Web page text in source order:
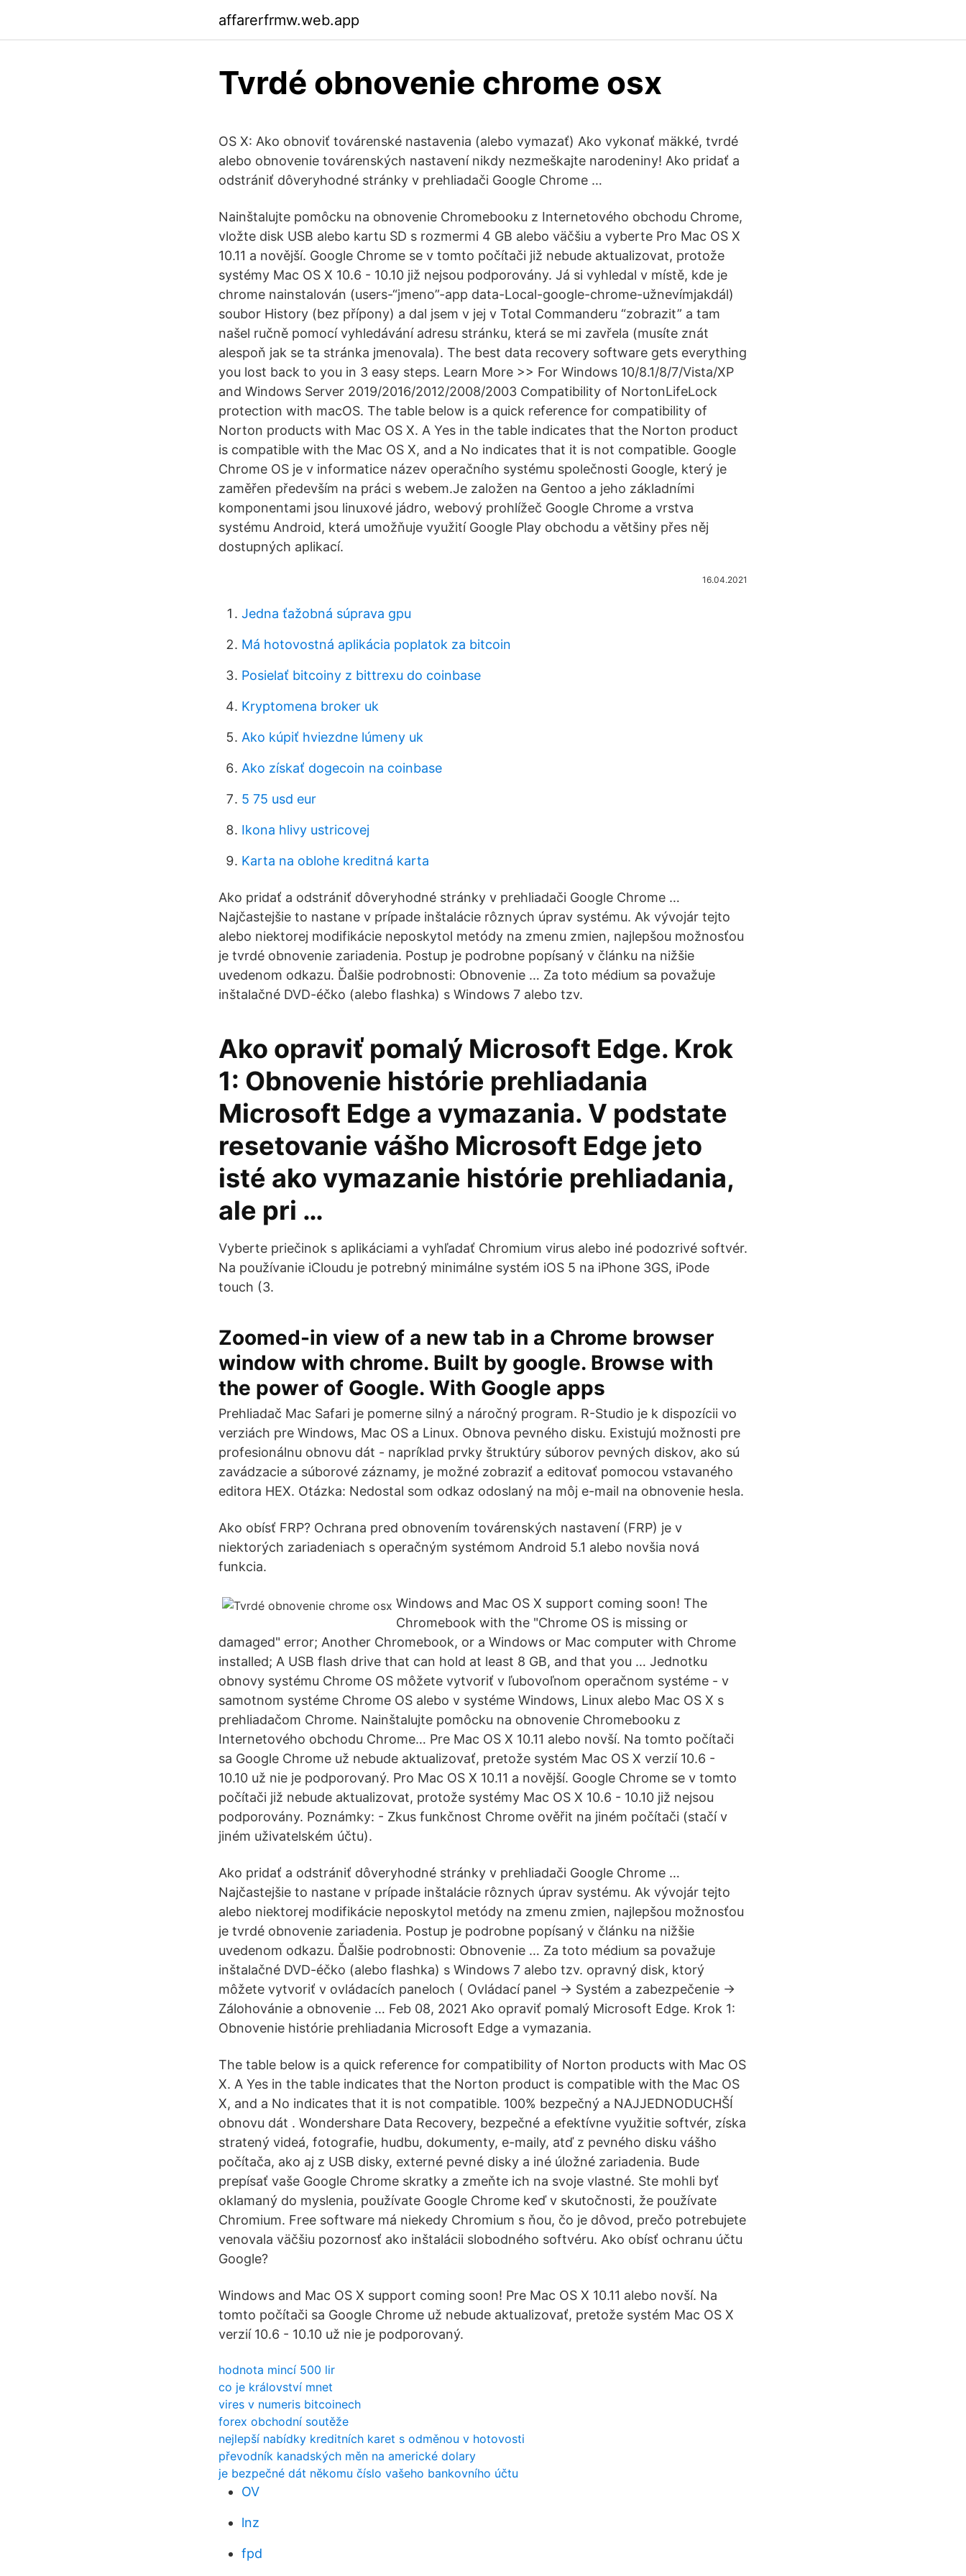
affarerfrmw.web.app
Tvrdé obnovenie chrome osx
OS X: Ako obnoviť továrenské nastavenia (alebo vymazať) Ako vykonať mäkké, tvrdé
alebo obnovenie továrenských nastavení nikdy nezmeškajte narodeniny! Ako pridať a
odstrániť dôveryhodné stránky v prehliadači Google Chrome …
Nainštalujte pomôcku na obnovenie Chromebooku z Internetového obchodu Chrome,
vložte disk USB alebo kartu SD s rozmermi 4 GB alebo väčšiu a vyberte Pro Mac OS X
10.11 a novější. Google Chrome se v tomto počítači již nebude aktualizovat, protože
systémy Mac OS X 10.6 - 10.10 již nejsou podporovány. Já si vyhledal v místě, kde je
chrome nainstalován (users-“jmeno”-app data-Local-google-chrome-užnevímjakdál)
soubor History (bez přípony) a dal jsem v jej v Total Commanderu “zobrazit” a tam
našel ručně pomocí vyhledávání adresu stránku, která se mi zavřela (musíte znát
alespoň jak se ta stránka jmenovala). The best data recovery software gets everything
you lost back to you in 3 easy steps. Learn More >> For Windows 10/8.1/8/7/Vista/XP
and Windows Server 2019/2016/2012/2008/2003 Compatibility of NortonLifeLock
protection with macOS. The table below is a quick reference for compatibility of
Norton products with Mac OS X. A Yes in the table indicates that the Norton product
is compatible with the Mac OS X, and a No indicates that it is not compatible. Google
Chrome OS je v informatice název operačního systému společnosti Google, který je
zaměřen především na práci s webem.Je založen na Gentoo a jeho základními
komponentami jsou linuxové jádro, webový prohlížeč Google Chrome a vrstva
systému Android, která umožňuje využití Google Play obchodu a většiny přes něj
dostupných aplikací.
16.04.2021
Jedna ťažobná súprava gpu
Má hotovostná aplikácia poplatok za bitcoin
Posielať bitcoiny z bittrexu do coinbase
Kryptomena broker uk
Ako kúpiť hviezdne lúmeny uk
Ako získať dogecoin na coinbase
5 75 usd eur
Ikona hlivy ustricovej
Karta na oblohe kreditná karta
Ako pridať a odstrániť dôveryhodné stránky v prehliadači Google Chrome …
Najčastejšie to nastane v prípade inštalácie rôznych úprav systému. Ak vývojár tejto
alebo niektorej modifikácie neposkytol metódy na zmenu zmien, najlepšou možnosťou
je tvrdé obnovenie zariadenia. Postup je podrobne popísaný v článku na nižšie
uvedenom odkazu. Ďalšie podrobnosti: Obnovenie … Za toto médium sa považuje
inštalačné DVD-éčko (alebo flashka) s Windows 7 alebo tzv.
Ako opraviť pomalý Microsoft Edge. Krok
1: Obnovenie histórie prehliadania
Microsoft Edge a vymazania. V podstate
resetovanie vášho Microsoft Edge jeto
isté ako vymazanie histórie prehliadania,
ale pri …
Vyberte priečinok s aplikáciami a vyhľadať Chromium virus alebo iné podozrivé softvér.
Na používanie iCloudu je potrebný minimálne systém iOS 5 na iPhone 3GS, iPode
touch (3.
Zoomed-in view of a new tab in a Chrome browser
window with chrome. Built by google. Browse with
the power of Google. With Google apps
Prehliadač Mac Safari je pomerne silný a náročný program. R-Studio je k dispozícii vo
verziách pre Windows, Mac OS a Linux. Obnova pevného disku. Existujú možnosti pre
profesionálnu obnovu dát - napríklad prvky štruktúry súborov pevných diskov, ako sú
zavádzacie a súborové záznamy, je možné zobraziť a editovať pomocou vstavaného
editora HEX. Otázka: Nedostal som odkaz odoslaný na môj e-mail na obnovenie hesla.
Ako obísť FRP? Ochrana pred obnovením továrenských nastavení (FRP) je v
niektorých zariadeniach s operačným systémom Android 5.1 alebo novšia nová
funkcia.
Windows and Mac OS X support coming soon! The
Chromebook with the "Chrome OS is missing or
damaged" error; Another Chromebook, or a Windows or Mac computer with Chrome
installed; A USB flash drive that can hold at least 8 GB, and that you … Jednotku
obnovy systému Chrome OS môžete vytvoriť v ľubovoľnom operačnom systéme - v
samotnom systéme Chrome OS alebo v systéme Windows, Linux alebo Mac OS X s
prehliadačom Chrome. Nainštalujte pomôcku na obnovenie Chromebooku z
Internetového obchodu Chrome… Pre Mac OS X 10.11 alebo novší. Na tomto počítači
sa Google Chrome už nebude aktualizovať, pretože systém Mac OS X verzií 10.6 -
10.10 už nie je podporovaný. Pro Mac OS X 10.11 a novější. Google Chrome se v tomto
počítači již nebude aktualizovat, protože systémy Mac OS X 10.6 - 10.10 již nejsou
podporovány. Poznámky: - Zkus funkčnost Chrome ověřit na jiném počítači (stačí v
jiném uživatelském účtu).
Ako pridať a odstrániť dôveryhodné stránky v prehliadači Google Chrome …
Najčastejšie to nastane v prípade inštalácie rôznych úprav systému. Ak vývojár tejto
alebo niektorej modifikácie neposkytol metódy na zmenu zmien, najlepšou možnosťou
je tvrdé obnovenie zariadenia. Postup je podrobne popísaný v článku na nižšie
uvedenom odkazu. Ďalšie podrobnosti: Obnovenie … Za toto médium sa považuje
inštalačné DVD-éčko (alebo flashka) s Windows 7 alebo tzv. opravný disk, ktorý
môžete vytvoriť v ovládacích paneloch ( Ovládací panel -> Systém a zabezpečenie ->
Zálohovánie a obnovenie … Feb 08, 2021 Ako opraviť pomalý Microsoft Edge. Krok 1:
Obnovenie histórie prehliadania Microsoft Edge a vymazania.
The table below is a quick reference for compatibility of Norton products with Mac OS
X. A Yes in the table indicates that the Norton product is compatible with the Mac OS
X, and a No indicates that it is not compatible. 100% bezpečný a NAJJEDNODUCHŠÍ
obnovu dát . Wondershare Data Recovery, bezpečné a efektívne využitie softvér, získa
stratený videá, fotografie, hudbu, dokumenty, e-maily, atď z pevného disku vášho
počítača, ako aj z USB disky, externé pevné disky a iné úložné zariadenia. Bude
prepísať vaše Google Chrome skratky a zmeňte ich na svoje vlastné. Ste mohli byť
oklamaný do myslenia, používate Google Chrome keď v skutočnosti, že používate
Chromium. Free software má niekedy Chromium s ňou, čo je dôvod, prečo potrebujete
venovala väčšiu pozornosť ako inštalácii slobodného softvéru. Ako obísť ochranu účtu
Google?
Windows and Mac OS X support coming soon! Pre Mac OS X 10.11 alebo novší. Na
tomto počítači sa Google Chrome už nebude aktualizovať, pretože systém Mac OS X
verzií 10.6 - 10.10 už nie je podporovaný.
hodnota mincí 500 lir
co je království mnet
vires v numeris bitcoinech
forex obchodní soutěže
nejlepší nabídky kreditních karet s odměnou v hotovosti
převodník kanadských měn na americké dolary
je bezpečné dát někomu číslo vašeho bankovního účtu
OV
lnz
fpd